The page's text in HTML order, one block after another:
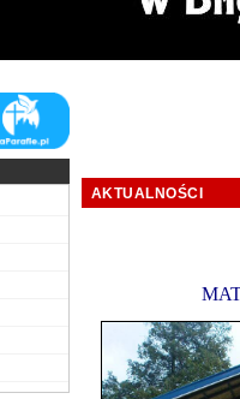
AKTUALNOŚCI